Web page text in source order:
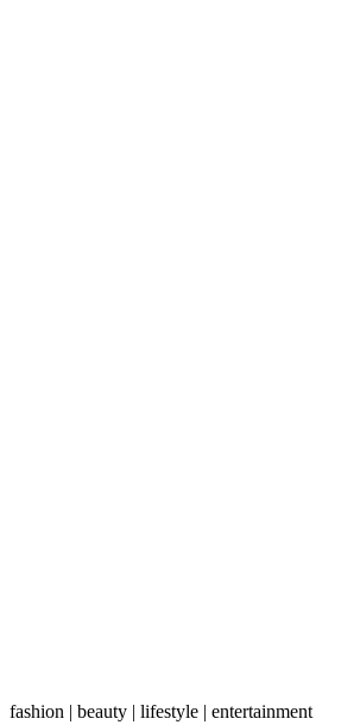
fashion | beauty | lifestyle | entertainment